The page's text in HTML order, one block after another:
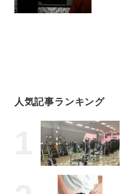
人気記事ランキング